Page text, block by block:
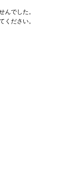
んでした。
ください。